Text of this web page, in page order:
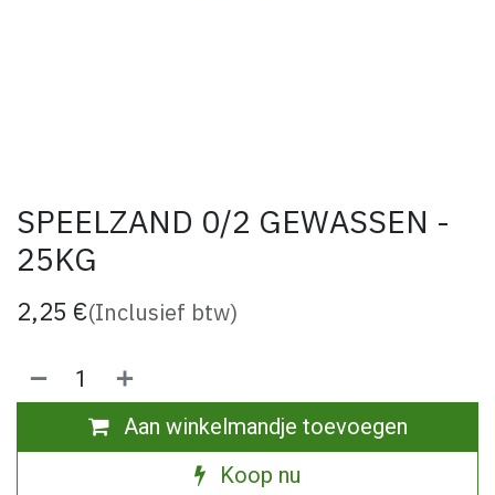
SPEELZAND 0/2 GEWASSEN -
25KG
2,25 €(Inclusief btw)
Aan winkelmandje toevoegen
Koop nu